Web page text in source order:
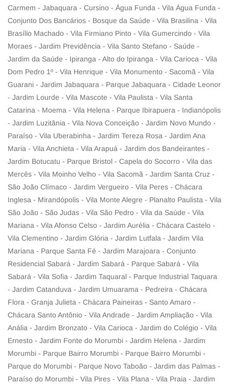
Carmem - Jabaquara - Cursino - Água Funda - Vila Água Funda -
Conjunto Dos Bancários - Bosque da Saúde - Vila Brasilina - Vila
Brasílio Machado - Vila Firmiano Pinto - Vila Gumercindo - Vila
Moraes - Jardim Previdência - Vila Santo Stefano - Saúde -
Jardim da Saúde - Ipiranga - Alto do Ipiranga - Vila Carioca - Vila
Dom Pedro 1º - Vila Henrique - Vila Monumento - Sacomã - Vila
Guarani - Jardim Jabaquara - Parque Jabaquara - Cidade Leonor
- Jardim Lourde - Vila Mascote - Vila Paulista - Vila Santa
Catarina - Moema - Vila Helena - Parque Ibirapuera - Indianópolis
- Jardim Luzitânia - Vila Nova Conceição - Jardim Novo Mundo -
Paraíso - Vila Uberabinha - Jardim Tereza Rosa - Jardim Ana
Maria - Vila Anchieta - Vila Arapuá - Jardim dos Bandeirantes -
Jardim Botucatu - Parque Bristol - Capela do Socorro - Vila das
Mercês - Vila Moinho Velho - Vila Sacomã - Jardim Santa Cruz -
São João Clímaco - Jardim Vergueiro - Vila Peres - Chácara
Inglesa - Mirandópolis - Vila Monte Alegre - Planalto Paulista - Vila
São João - São Judas - Vila São Pedro - Vila da Saúde - Vila
Mariana - Vila Afonso Celso - Jardim Aurélia - Chácara Castelo -
Vila Clementino - Jardim Glória - Jardim Lutfala - Jardim Vila
Mariana - Parque Santa Fé - Jardim Marajoara - Conjunto
Residencial Sabará - Jardim Sabará - Parque Sabará - Vila
Sabará - Vila Sofia - Jardim Taquaral - Parque Industrial Taquara
- Jardim Catanduva - Jardim Umuarama - Pedreira - Chácara
Flora - Granja Julieta - Chácara Paineiras - Santo Amaro -
Chácara Santo Antônio - Vila Andrade - Jardim Ampliação - Vila
Anália - Jardim Bronzato - Vila Carioca - Jardim do Colégio - Vila
Ernesto - Jardim Fonte do Morumbi - Jardim Helena - Jardim
Morumbi - Parque Bairro Morumbi - Parque Bairro Morumbi -
Parque do Morumbi - Parque Novo Taboão - Jardim das Palmas -
Paraíso do Morumbi - Vila Pires - Vila Plana - Vila Praia - Jardim